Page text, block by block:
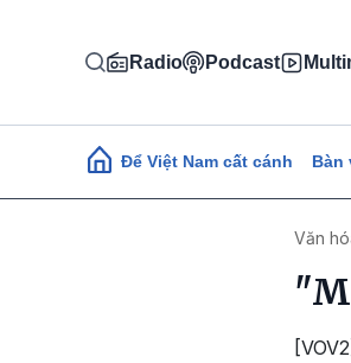
Radio Podcast
Main navigation
Để Việt Nam cất cánh Bàn
Văn